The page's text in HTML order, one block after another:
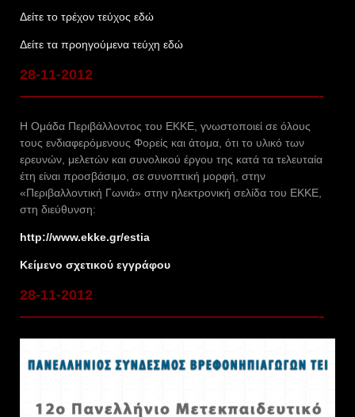
Δείτε το τρέχον τεύχος εδώ
Δείτε τα προηγούμενα τεύχη εδώ
28-11-2012
—————————————————————-
Η Ομάδα Περιβάλλοντος του ΕΚΚΕ, γνωστοποιεί σε όλους
τους ενδιαφερόμενους Φορείς και άτομα, ότι το υλικό των
ερευνών, μελετών και συνολικού έργου της κατά τα τελευταία
έτη είναι προσβάσιμο, σε συνοπτική μορφή, στην
«Περιβαλλοντική Γωνιά» στην ηλεκτρονική σελίδα του ΕΚΚΕ,
στη διεύθυνση:
http://www.ekke.gr/estia
Κείμενο σχετικού εγγράφου
28-11-2012
—————————————————————-